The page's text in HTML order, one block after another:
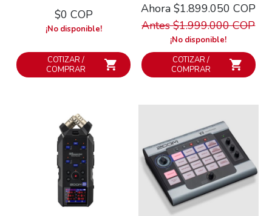
$0 COP
¡No disponible!
COTIZAR /
COMPRAR
Ahora $1.899.050 COP
Antes $1.999.000 COP
¡No disponible!
COTIZAR /
COMPRAR